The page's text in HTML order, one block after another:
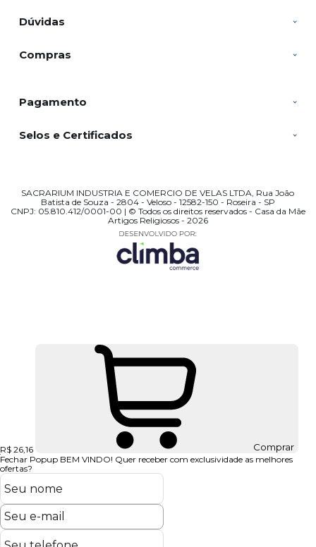
Dúvidas
Compras
Pagamento
Selos e Certificados
SACRARIUM INDUSTRIA E COMERCIO DE VELAS LTDA, Rua João
Batista de Souza - 2804 - Veloso - 12582-150 - Roseira - SP
CNPJ: 05.810.412/0001-00 | © Todos os direitos reservados - Casa da Mãe
Artigos Religiosos - 2026
R$ 26,16 Comprar
Fechar Popup BEM VINDO! Quer receber com exclusividade as melhores
ofertas?